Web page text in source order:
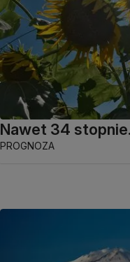
Nawet 34
PROGNOZA